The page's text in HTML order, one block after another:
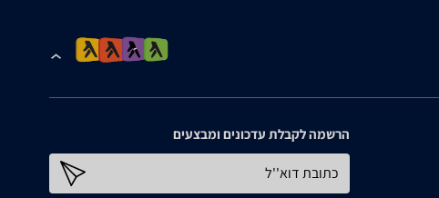
הרשמה לקבלת עדכונים ומבצעים
כתובת דוא''ל